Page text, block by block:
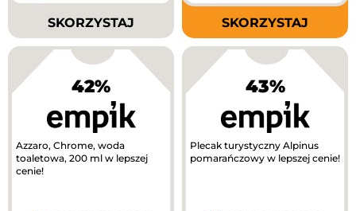
SKORZYSTAJ SKORZYSTAJ
42%
Azzaro, Chrome, woda
toaletowa, 200 ml w lepszej
cenie!
43%
Plecak turystyczny Alpinus
pomarańczowy w lepszej cenie!